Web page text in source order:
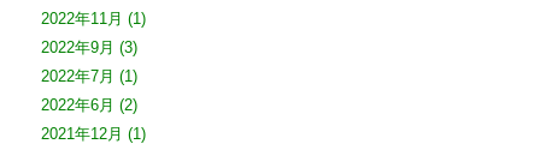
2022年11月 (1)
2022年9月 (3)
2022年7月 (1)
2022年6月 (2)
2021年12月 (1)